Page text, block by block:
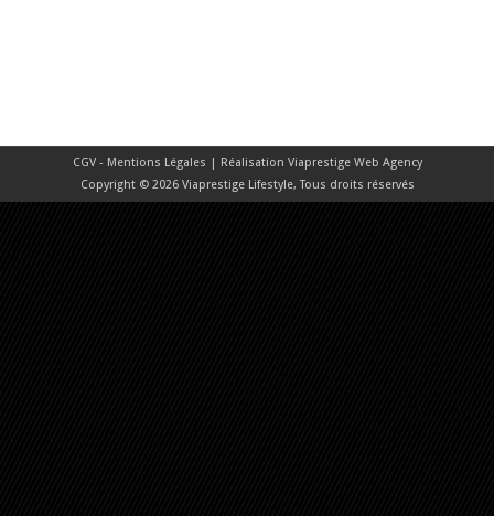
CGV - Mentions Légales | Réalisation Viaprestige Web Agency
Copyright © 2026 Viaprestige Lifestyle, Tous droits réservés